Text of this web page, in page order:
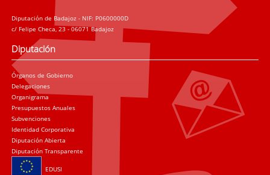
Diputación de Badajoz - NIF: P0600000D
c/ Felipe Checa, 23 - 06071 Badajoz
Diputación
Órganos de Gobierno
Delegaciones
Organigrama
Presupuestos Anuales
Subvenciones
Identidad Corporativa
Diputación Abierta
Diputación Transparente
EDUSI